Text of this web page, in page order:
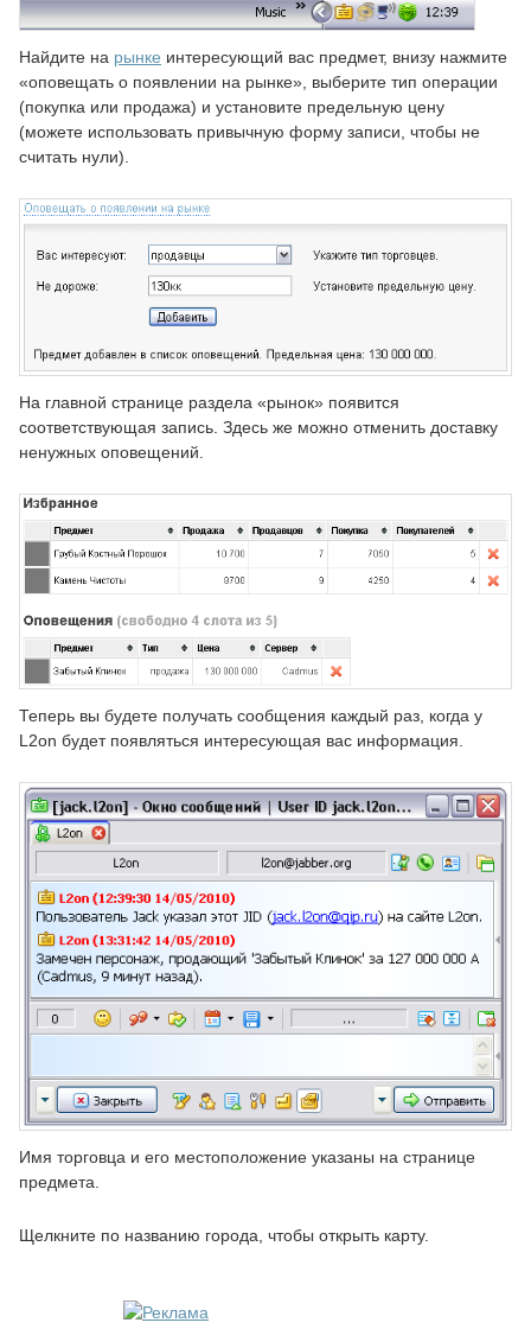
Найдите на рынке интересующий вас предмет, внизу нажмите
«оповещать о появлении на рынке», выберите тип операции
(покупка или продажа) и установите предельную цену
(можете использовать привычную форму записи, чтобы не
считать нули).
На главной странице раздела «рынок» появится
соответствующая запись. Здесь же можно отменить доставку
ненужных оповещений.
Теперь вы будете получать сообщения каждый раз, когда у
L2on будет появляться интересующая вас информация.
Имя торговца и его местоположение указаны на странице
предмета.
Щелкните по названию города, чтобы открыть карту.